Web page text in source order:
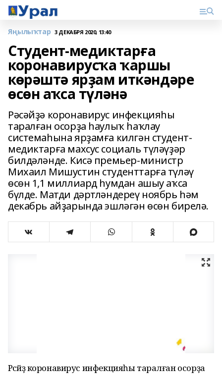
Яңылыҡтар 3 ДЕКАБРЯ 2020, 13:40
Студент-медиктарға
коронавирусҡа ҡаршы
көрәштә ярҙам иткәндәре
өсөн аҡса түләнә
Рәсәйҙә коронавирус инфекцияһы
таралған осорҙа һаулыҡ һаҡлау
системаһына ярҙамға килгән студент-
медиктарға махсус социаль түләүҙәр
билдәләнде. Кисә премьер-министр
Михаил Мишустин студенттарға түләү
өсөн 1,1 миллиард һумдан ашыу аҡса
бүлде. Матди дәртләндереү ноябрь һәм
декабрь айҙарында эшләгән өсөн бирелә.
Рәсәйҙә коронавирус инфекцияһы таралған осорҙа